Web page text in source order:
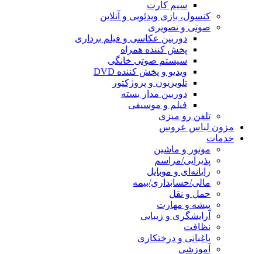
سیم کارت
کنسول، بازی‌ ویدئویی و آنلاین
صوتی و تصویری
دوربین عکاسی و فیلم برداری
پخش کننده همراه
سیستم صوتی خانگی
ویدیو و پخش کننده DVD
تلویزیون و پروژکتور
دوربین مدار بسته
فیلم و موسیقی
تلفن رو میزی
مزون لباس عروس
خدمات
موتور و ماشین
پذیرایی/مراسم
رایانه‌ای و موبایل
مالی/حسابداری/بیمه
حمل و نقل
پیشه و مهارت
آرایشگری و زیبایی
نظافت
باغبانی و درختکاری
آموزشی